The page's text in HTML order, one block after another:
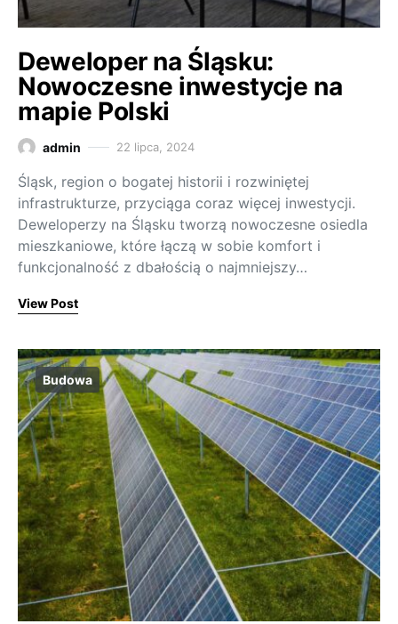
Deweloper na Śląsku:
Nowoczesne inwestycje na
mapie Polski
admin 22 lipca, 2024
Śląsk, region o bogatej historii i rozwiniętej
infrastrukturze, przyciąga coraz więcej inwestycji.
Deweloperzy na Śląsku tworzą nowoczesne osiedla
mieszkaniowe, które łączą w sobie komfort i
funkcjonalność z dbałością o najmniejszy…
View Post
Budowa